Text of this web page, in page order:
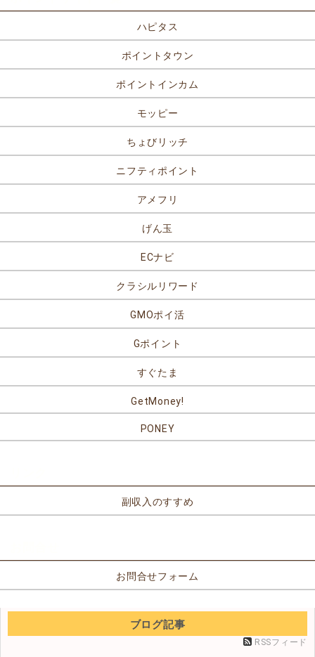
ハピタス
ポイントタウン
ポイントインカム
モッピー
ちょびリッチ
ニフティポイント
アメフリ
げん玉
ECナビ
クラシルリワード
GMOポイ活
Gポイント
すぐたま
GetMoney!
PONEY
副収入のすすめ
お問合せフォーム
ブログ記事
RSSフィード